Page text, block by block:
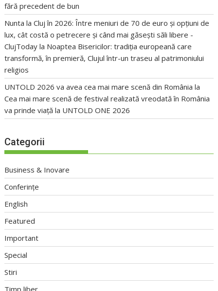
fără precedent de bun
Nunta la Cluj în 2026: Între meniuri de 70 de euro și opțiuni de
lux, cât costă o petrecere și când mai găsești săli libere -
ClujToday la Noaptea Bisericilor: tradiția europeană care
transformă, în premieră, Clujul într-un traseu al patrimoniului
religios
UNTOLD 2026 va avea cea mai mare scenă din România la
Cea mai mare scenă de festival realizată vreodată în România
va prinde viață la UNTOLD ONE 2026
Categorii
Business & Inovare
Conferințe
English
Featured
Important
Special
Stiri
Timp liber